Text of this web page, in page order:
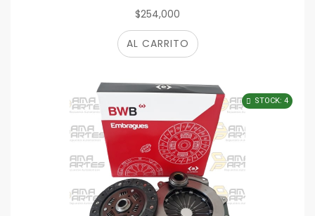
$254,000
AL CARRITO
STOCK: 4